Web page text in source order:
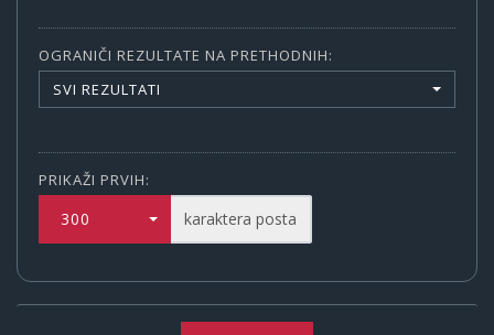
OGRANIČI REZULTATE NA PRETHODNIH:
SVI REZULTATI
PRIKAŽI PRVIH:
300 karaktera posta